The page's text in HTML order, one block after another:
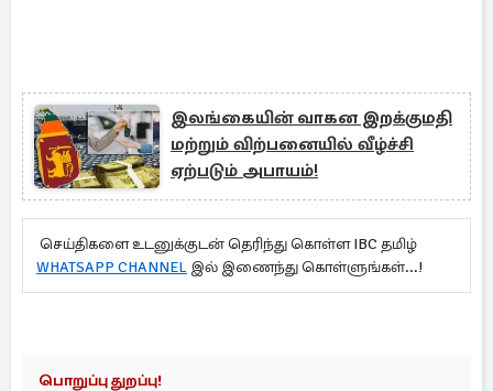
இலங்கையின் வாகன இறக்குமதி
மற்றும் விற்பனையில் வீழ்ச்சி
ஏற்படும் அபாயம்!
செய்திகளை உடனுக்குடன் தெரிந்து கொள்ள IBC தமிழ்
WHATSAPP CHANNEL இல் இணைந்து கொள்ளுங்கள்...!
பொறுப்பு துறப்பு!